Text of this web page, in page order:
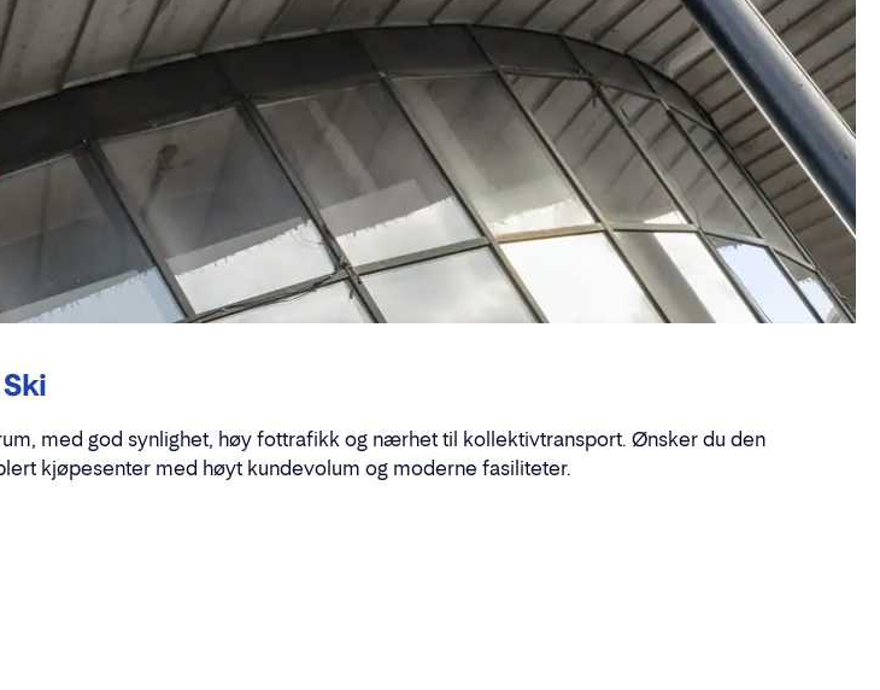
med god synlighet, høy fottrafikk og nærhet til kollektivtransport. Ønsker du den
kjøpesenter med høyt kundevolum og moderne fasiliteter.